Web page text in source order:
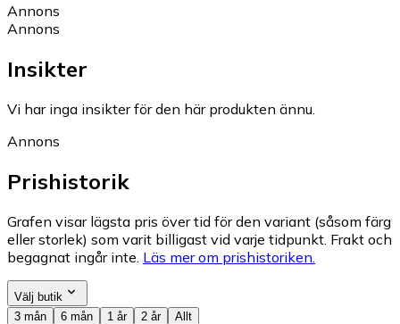
Annons
Annons
Insikter
Vi har inga insikter för den här produkten ännu.
Annons
Prishistorik
Grafen visar lägsta pris över tid för den variant (såsom färg
eller storlek) som varit billigast vid varje tidpunkt. Frakt och
begagnat ingår inte. Läs mer om prishistoriken.
Välj butik
3 mån
6 mån 1 år 2 år Allt